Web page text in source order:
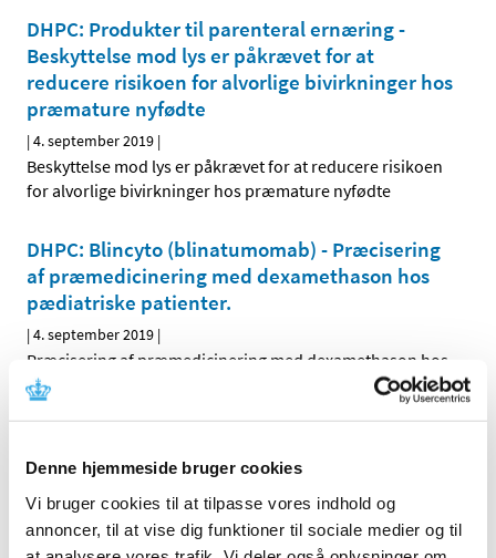
Denne hjemmeside bruger cookies
Vi bruger cookies til at tilpasse vores indhold og
annoncer, til at vise dig funktioner til sociale medier og til
DHPC: Produkter til parenteral ernæring -
Beskyttelse mod lys er påkrævet for at
reducere risikoen for alvorlige bivirkninger hos
præmature nyfødte
|4. september 2019 |
Beskyttelse mod lys er påkrævet for at reducere risikoen
for alvorlige bivirkninger hos præmature nyfødte
DHPC: Blincyto (blinatumomab) - Præcisering
af præmedicinering med dexamethason hos
pædiatriske patienter.
|4. september 2019 |
Præcisering af præmedicinering med dexamethason hos
pædiatriske patienter.
|4. september 2019|
Ny kontraindikation til gravide og fertile kvinder, der ikke
anvender effektiv kontraception.